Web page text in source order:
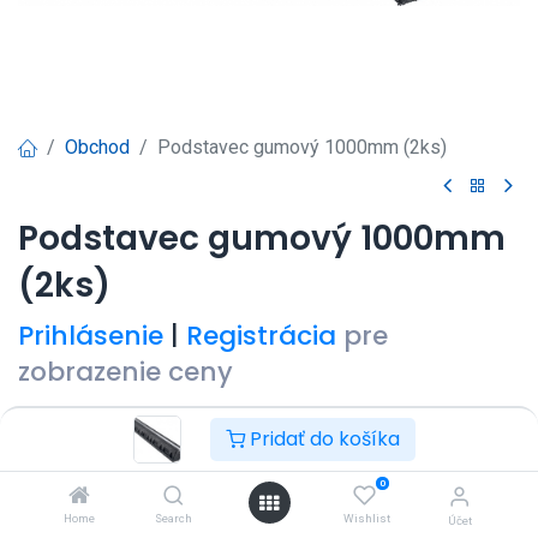
Pridať do košíka
Home Search
0
Wishlist Účet
Obchod Podstavec gumový 1000mm (2ks)
Podstavec gumový 1000mm
(2ks)
Prihlásenie | Registrácia pre
zobrazenie ceny
Pridať do košíka Kúpiť teraz